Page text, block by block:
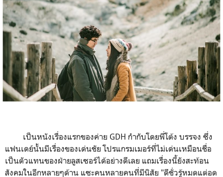
เป็นหนังเรื่องแรกของค่าย GDH กำกับโดยพี่โต้ง บรรจง ซึ่ง
แฟนเดย์นั้นมีเรื่องของเด่นชัย โปรแกรมเมอร์ที่ไม่เด่นเหมือนชื่อ
เป็นตัวแทนของฝ่ายลูสเซอร์ได้อย่างดีเลย แถมเรื่องนี้ยังสะท้อน
สังคมในอีกหลายๆด้าน แซะคนหลายคนที่มีนิสัย "ดีชั่วรู้หมดแต่อด